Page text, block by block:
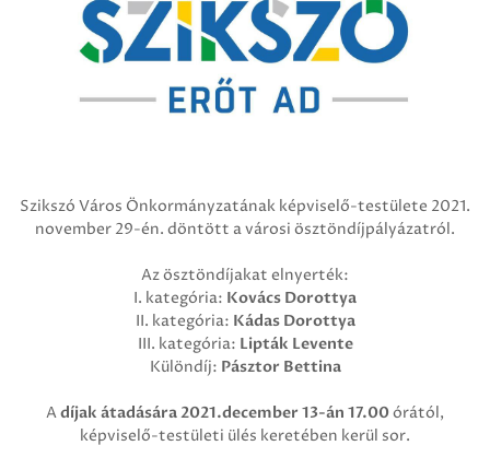
Szikszó Város Önkormányzatának képviselő-testülete 2021.
november 29-én. döntött a városi ösztöndíjpályázatról.
Az ösztöndíjakat elnyerték:
I. kategória: Kovács Dorottya
II. kategória: Kádas Dorottya
III. kategória: Lipták Levente
Különdíj: Pásztor Bettina
Adíjak átadására2021.december 13-án 17.00órától,
képviselő-testületi ülés keretében kerül sor.